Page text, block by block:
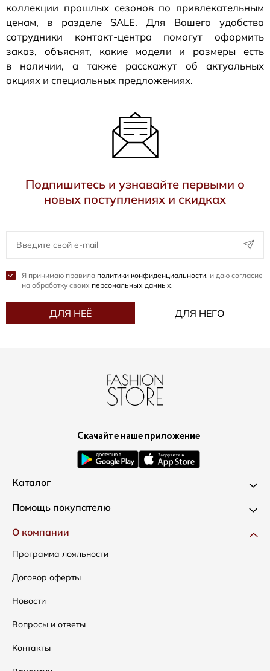
коллекции прошлых сезонов по привлекательным
ценам, в разделе SALE. Для Вашего удобства
сотрудники контакт-центра помогут оформить
заказ, объяснят, какие модели и размеры есть
в наличии, а также расскажут об актуальных
акциях и специальных предложениях.
Подпишитесь и узнавайте первыми о
новых поступлениях и скидках
Я принимаю правила политики конфиденциальности, и даю согласие
на обработку своих персональных данных.
ДЛЯ НЕЁ ДЛЯ НЕГО
Скачайте наше приложение
Каталог
Новинки
Одежда
Сумки
Аксессуары
Распродажа
Подарочные сертификаты
Помощь покупателю
Доставка и оплата
Как оформить заказ
Условия возвратов
Таблица размеров
Уход за одеждой
О компании
Программа лояльности
Договор оферты
Новости
Вопросы и ответы
Контакты